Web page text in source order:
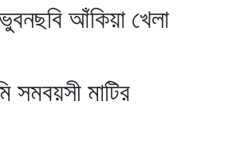
আঁকিয়া খেলা
সমবয়সী মাটির